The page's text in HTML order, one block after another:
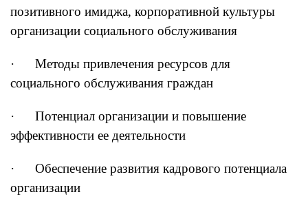
позитивного имиджа, корпоративной культуры
организации социального обслуживания
· Методы привлечения ресурсов для
социального обслуживания граждан
· Потенциал организации и повышение
эффективности ее деятельности
· Обеспечение развития кадрового потенциала
организации